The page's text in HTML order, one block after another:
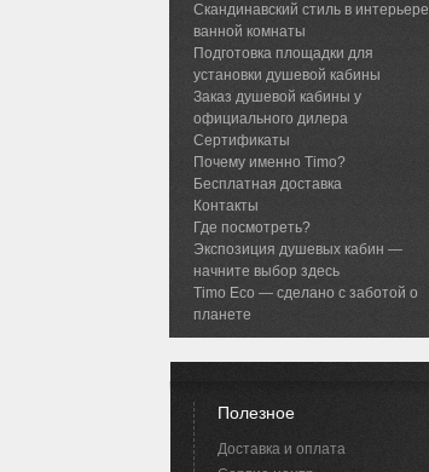
Скандинавский стиль в интерьере
ванной комнаты
Подготовка площадки для
установки душевой кабины
Заказ душевой кабины у
официального дилера
Сертификаты
Почему именно Timo?
Бесплатная доставка
Контакты
Где посмотреть?
Экспозиция душевых кабин —
начните выбор здесь
Timo Eco — сделано с заботой о
планете
Полезное
Доставка и оплата